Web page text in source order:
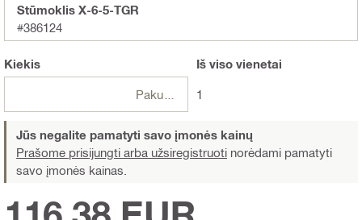
Stūmoklis X-6-5-TGR
#386124
Kiekis
Pakuotės
Iš visovienetai
1
Jūs negalite pamatyti savo įmonės kainų
Prašome prisijungti arba užsiregistruoti norėdami pamatyti
savo įmonės kainas.